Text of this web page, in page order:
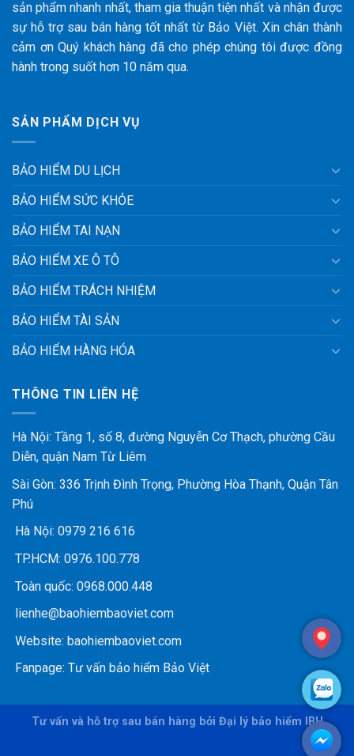
sản phẩm nhanh nhất, tham gia thuận tiện nhất và nhận được
sự hỗ trợ sau bán hàng tốt nhất từ Bảo Việt. Xin chân thành
cảm ơn Quý khách hàng đã cho phép chúng tôi được đồng
hành trong suốt hơn 10 năm qua.
SẢN PHẨM DỊCH VỤ
BẢO HIỂM DU LỊCH
BẢO HIỂM SỨC KHỎE
BẢO HIỂM TAI NẠN
BẢO HIỂM XE Ô TÔ
BẢO HIỂM TRÁCH NHIỆM
BẢO HIỂM TÀI SẢN
BẢO HIỂM HÀNG HÓA
THÔNG TIN LIÊN HỆ
Hà Nội: Tầng 1, số 8, đường Nguyễn Cơ Thạch, phường Cầu
Diễn, quận Nam Từ Liêm
Sài Gòn: 336 Trịnh Đình Trọng, Phường Hòa Thạnh, Quận Tân
Phú
Hà Nội: 0979 216 616
TP.HCM: 0976.100.778
Toàn quốc: 0968.000.448
lienhe@baohiembaoviet.com
Website: baohiembaoviet.com
Fanpage: Tư vấn bảo hiểm Bảo Việt
Tư vấn và hỗ trợ sau bán hàng bởi Đại lý bảo hiểm IBH